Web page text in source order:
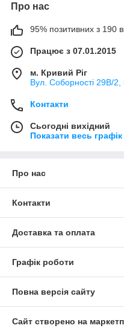
Про нас
95% позитивних з 190
Працює з 07.01.2015
м. Кривий Ріг
Вул. Соборності 29В/2,
Контакти
Сьогодні вихідний
Показати весь
Про нас
Контакти
Доставка та оплата
Графік роботи
Повна версія сайту
Сайт створено на